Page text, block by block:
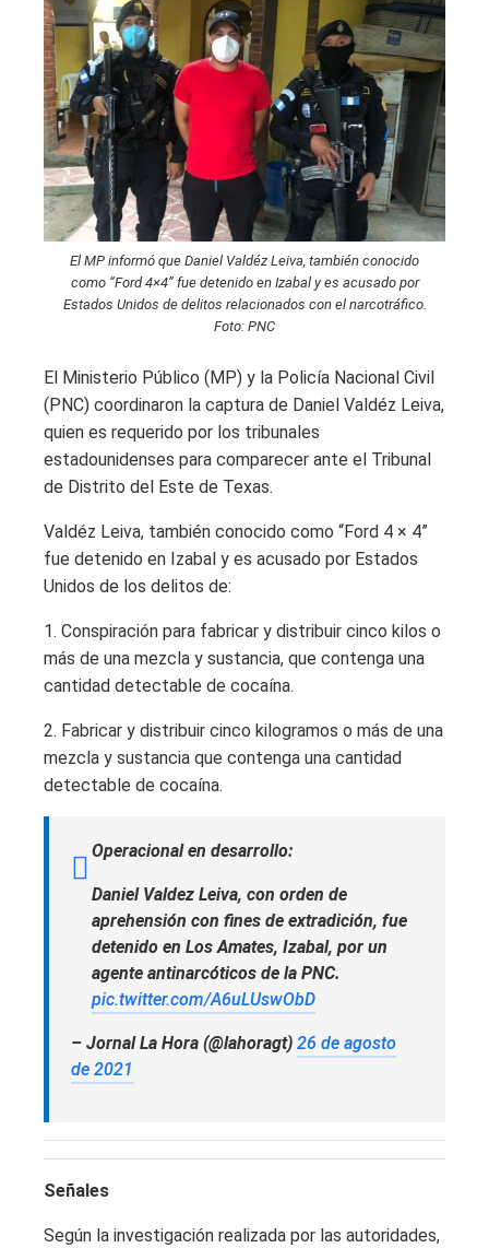
El MP informó que Daniel Valdéz Leiva, también conocido
como “Ford 4×4” fue detenido en Izabal y es acusado por
Estados Unidos de delitos relacionados con el narcotráfico.
Foto: PNC
El Ministerio Público (MP) y la Policía Nacional Civil
(PNC) coordinaron la captura de Daniel Valdéz Leiva,
quien es requerido por los tribunales
estadounidenses para comparecer ante el Tribunal
de Distrito del Este de Texas.
Valdéz Leiva, también conocido como “Ford 4 × 4”
fue detenido en Izabal y es acusado por Estados
Unidos de los delitos de:
1. Conspiración para fabricar y distribuir cinco kilos o
más de una mezcla y sustancia, que contenga una
cantidad detectable de cocaína.
2. Fabricar y distribuir cinco kilogramos o más de una
mezcla y sustancia que contenga una cantidad
detectable de cocaína.
Operacional en desarrollo:
Daniel Valdez Leiva, con orden de
aprehensión con fines de extradición, fue
detenido en Los Amates, Izabal, por un
agente antinarcóticos de la PNC.
pic.twitter.com/A6uLUswObD
– Jornal La Hora (@lahoragt) 26 de agosto
de 2021
Señales
Según la investigación realizada por las autoridades,